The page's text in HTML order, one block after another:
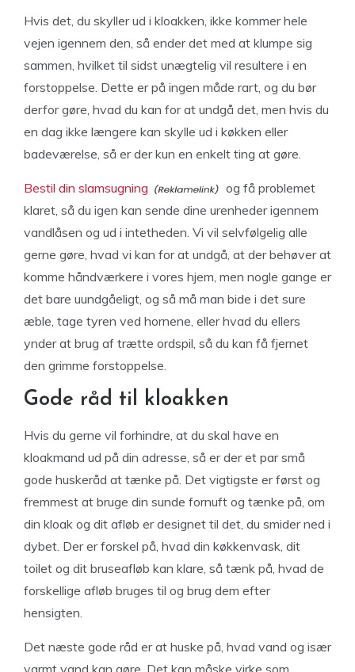
Hvis det, du skyller ud i kloakken, ikke kommer hele
vejen igennem den, så ender det med at klumpe sig
sammen, hvilket til sidst unægtelig vil resultere i en
forstoppelse. Dette er på ingen måde rart, og du bør
derfor gøre, hvad du kan for at undgå det, men hvis du
en dag ikke længere kan skylle ud i køkken eller
badeværelse, så er der kun en enkelt ting at gøre.
Bestil din slamsugning
og få problemet
klaret, så du igen kan sende dine urenheder igennem
vandlåsen og ud i intetheden. Vi vil selvfølgelig alle
gerne gøre, hvad vi kan for at undgå, at der behøver at
komme håndværkere i vores hjem, men nogle gange er
det bare uundgåeligt, og så må man bide i det sure
æble, tage tyren ved hornene, eller hvad du ellers
ynder at brug af trætte ordspil, så du kan få fjernet
den grimme forstoppelse.
Gode råd til kloakken
Hvis du gerne vil forhindre, at du skal have en
kloakmand ud på din adresse, så er der et par små
gode huskeråd at tænke på. Det vigtigste er først og
fremmest at bruge din sunde fornuft og tænke på, om
din kloak og dit afløb er designet til det, du smider ned i
dybet. Der er forskel på, hvad din køkkenvask, dit
toilet og dit bruseafløb kan klare, så tænk på, hvad de
forskellige afløb bruges til og brug dem efter
hensigten.
Det næste gode råd er at huske på, hvad vand og især
varmt vand kan gøre. Det kan måske virke som